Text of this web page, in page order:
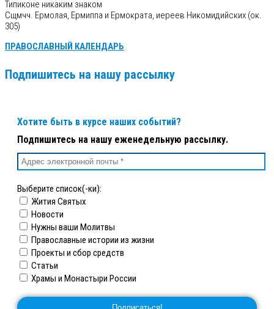
Сщмчч. Ермолая, Ермиппа и Ермократа, иереев Никомидийских (ок.
305)
ПРАВОСЛАВНЫЙ КАЛЕНДАРЬ
Подпишитесь на нашу рассылку
Хотите быть в курсе наших событий?
Подпишитесь на нашу еженедельную рассылку.
Выберите список(-ки):
Жития Святых
Новости
Нужны ваши Молитвы
Православные истории из жизни
Проекты и сбор средств
Статьи
Храмы и Монастыри России